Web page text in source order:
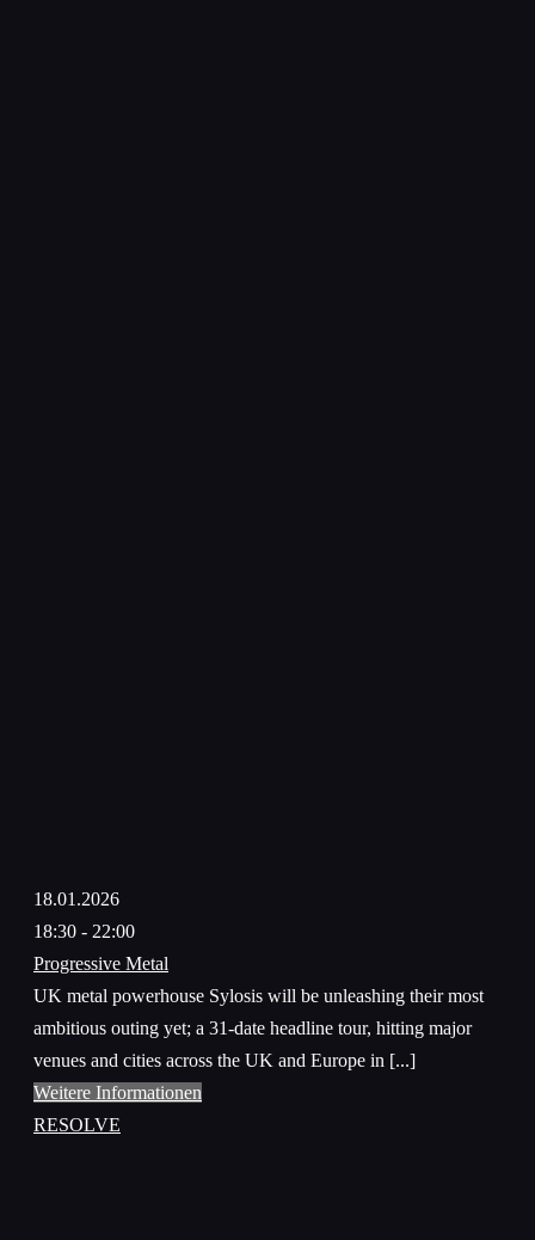
18.01.2026
18:30 - 22:00
Progressive Metal
UK metal powerhouse Sylosis will be unleashing their most
ambitious outing yet; a 31-date headline tour, hitting major
venues and cities across the UK and Europe in [...]
Weitere Informationen
RESOLVE